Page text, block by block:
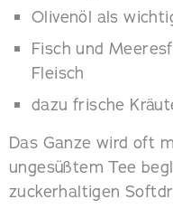
Olivenöl als
Fisch und
Fleisch
dazu frische
Das Ganze wird oft
ungesüßtem Tee
zuckerhaltigen